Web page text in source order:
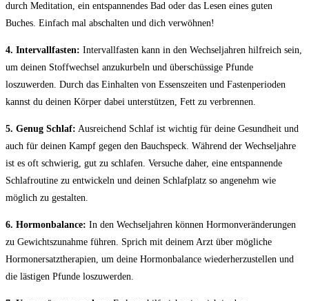
durch Meditation, ein entspannendes Bad oder das Lesen eines guten
Buches. Einfach‌ mal abschalten und dich verwöhnen!
4. Intervallfasten: Intervallfasten kann in den Wechseljahren ‍hilfreich sein,
um deinen Stoffwechsel anzukurbeln und überschüssige Pfunde
loszuwerden. Durch das Einhalten ​von Essenszeiten und Fastenperioden
kannst du ⁢deinen Körper dabei unterstützen, Fett zu verbrennen.
5. Genug Schlaf: Ausreichend Schlaf ist wichtig ​für ⁣deine Gesundheit ​und
auch für deinen Kampf gegen den‌ Bauchspeck. ⁢Während der Wechseljahre⁣
ist es oft schwierig, gut zu schlafen. Versuche daher, eine entspannende
Schlafroutine zu entwickeln und deinen Schlafplatz so angenehm wie
möglich ‍zu ‌gestalten.
6. Hormonbalance: In den Wechseljahren können Hormonveränderungen
zu Gewichtszunahme führen. Sprich mit deinem Arzt über mögliche
Hormonersatztherapien, um deine Hormonbalance wiederherzustellen und⁣
die lästigen Pfunde loszuwerden.